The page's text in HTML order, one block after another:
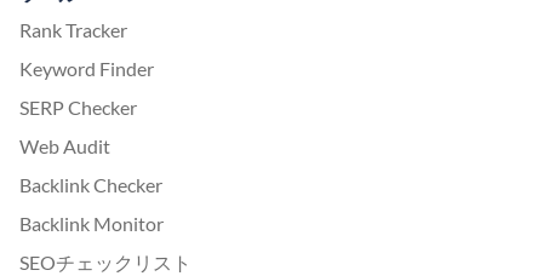
Rank Tracker
Keyword Finder
SERP Checker
Web Audit
Backlink Checker
Backlink Monitor
SEOチェックリスト